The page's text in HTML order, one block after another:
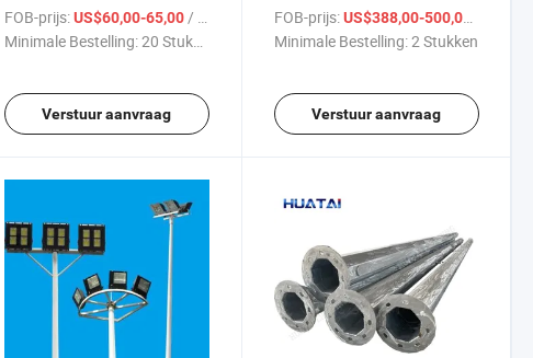
Stadion Voetbal & Golfveld
Hefsystemen Hoge Mast
FOB-prijs: US$60,00-65,00/ Stuk
Minimale Bestelling:20 Stukken
Verstuur aanvraag
Hoge Mast Lichtpaal
FOB-prijs: US$388,00-500,00
Minimale Bestelling:2 Stukken
Verstuur aanvraag